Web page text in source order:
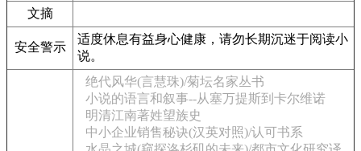
文摘
安全警示
适度休息有益身心健康，请勿长期沉迷于阅读小
说。
绝代风华(言慧珠)/菊坛名家丛书
小说的语言和叙事--从塞万提斯到卡尔维诺
明清江南著姓望族史
中小企业销售秘诀(汉英对照)/认可书系